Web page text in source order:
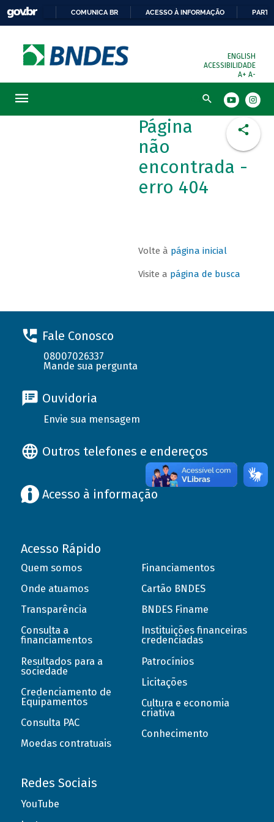
COMUNICA BR ACESSO À INFORMAÇÃO
ENGLISH
ACESSIBILIDADE
A+ A-
Busca
Página
não
encontrada -
erro 404
Volte à página inicial
Visite a página de busca
Fale Conosco
08007026337
Mande sua pergunta
Ouvidoria
Envie sua mensagem
Outros telefones e endereços
Acesso à informação
Acesso Rápido
Quem somos
Onde atuamos
Transparência
Consulta a
financiamentos
Resultados para a
sociedade
Credenciamento de
Equipamentos
Consulta PAC
Moedas contratuais
Financiamentos
Cartão BNDES
BNDES Finame
Instituições financeiras
credenciadas
Patrocínios
Licitações
Cultura e economia
criativa
Conhecimento
Redes Sociais
YouTube